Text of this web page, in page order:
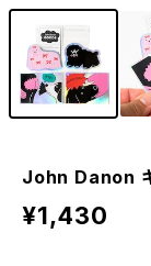
John Danon キ
¥1,430